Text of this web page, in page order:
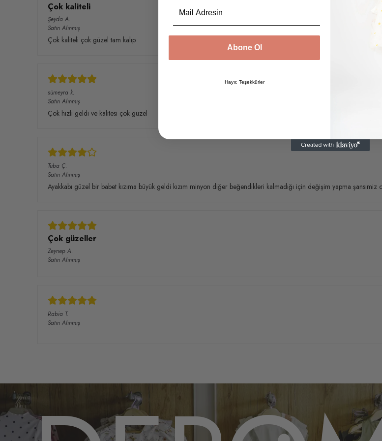
Çok kaliteli
Şeyda A.
Satın Alınmış
Çok kaliteli çok güzel tam kalıp
sümeyra k.
Satın Alınmış
Çok hızlı geldi ve kalitesi çok güzel
Tuba Ç.
Satın Alınmış
Ayakkabı güzel bir babet kızıma büyük geldi kızım minyon diğer beğendikleri kalmadığı için değişim yapma
Çok güzeller
Zeynep A.
Satın Alınmış
Rabia T.
Satın Alınmış
Abone Ol
Hayır, Teşekkürler